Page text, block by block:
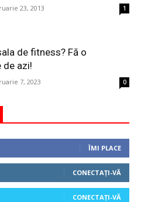
23, 2013 1
de fitness? Fă o
de azi!
7, 2023 0
ÎMI PLACE
CONECTAȚI-VĂ
CONECTAȚI-VĂ